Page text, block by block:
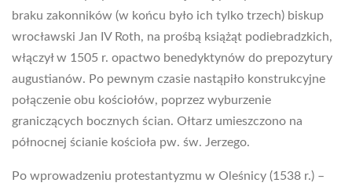
braku zakonników (w końcu było ich tylko trzech) biskup
wrocławski Jan IV Roth, na prośbą książąt podiebradzkich,
włączył w 1505 r. opactwo benedyktynów do prepozytury
augustianów. Po pewnym czasie nastąpiło konstrukcyjne
połączenie obu kościołów, poprzez wyburzenie
graniczących bocznych ścian. Ołtarz umieszczono na
północnej ścianie kościoła pw. św. Jerzego.
Po wprowadzeniu protestantyzmu w Oleśnicy (1538 r.) –